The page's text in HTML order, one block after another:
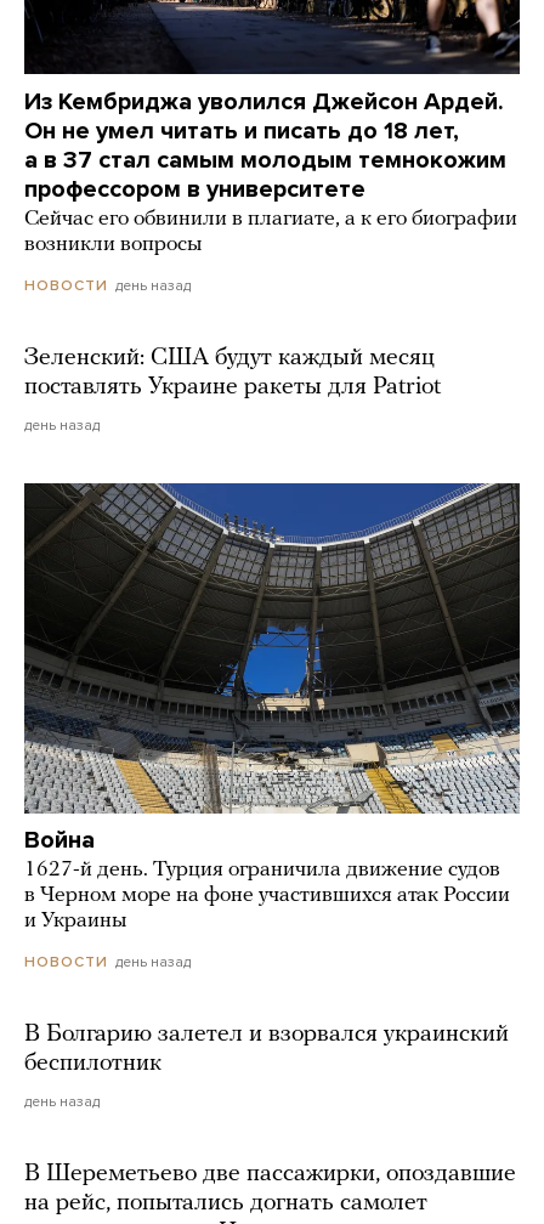
Из Кембриджа уволился Джейсон Ардей.
Он не умел читать и писать до 18 лет,
а в 37 стал самым молодым темнокожим
профессором в университете
Сейчас его обвинили в плагиате, а к его биографии
возникли вопросы
НОВОСТИ день назад
Зеленский: США будут каждый месяц
поставлять Украине ракеты для Patriot
день назад
Война
1627-й день. Турция ограничила движение судов
в Черном море на фоне участившихся атак России
и Украины
НОВОСТИ день назад
В Болгарию залетел и взорвался украинский
беспилотник
день назад
В Шереметьево две пассажирки, опоздавшие
на рейс, попытались догнать самолет